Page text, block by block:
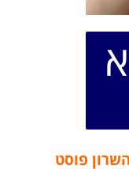
השרון פוסט